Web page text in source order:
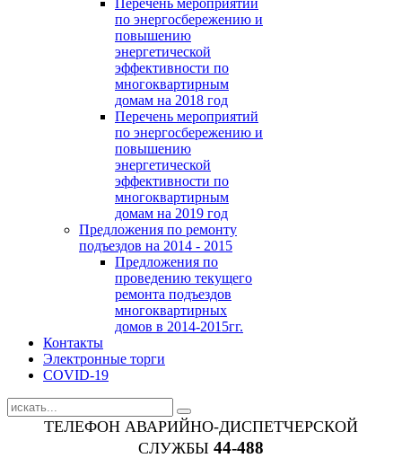
Перечень мероприятий
по энергосбережению и
повышению
энергетической
эффективности по
многоквартирным
домам на 2018 год
Перечень мероприятий
по энергосбережению и
повышению
энергетической
эффективности по
многоквартирным
домам на 2019 год
Предложения по ремонту
подъездов на 2014 - 2015
Предложения по
проведению текущего
ремонта подъездов
многоквартирных
домов в 2014-2015гг.
Контакты
Электронные торги
COVID-19
ТЕЛЕФОН АВАРИЙНО-ДИСПЕТЧЕРСКОЙ
СЛУЖБЫ 44-488